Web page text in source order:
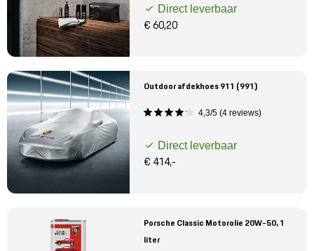
Direct leverbaar
€ 60,20
Outdoor afdekhoes 911 (991)
4,3/5 (4 reviews)
Direct leverbaar
€ 414,-
Porsche Classic Motorolie 20W-50, 1
liter